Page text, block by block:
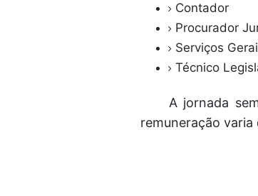
Contador
Procurador
Serviços
Técnico
A jornada
remuneração varia